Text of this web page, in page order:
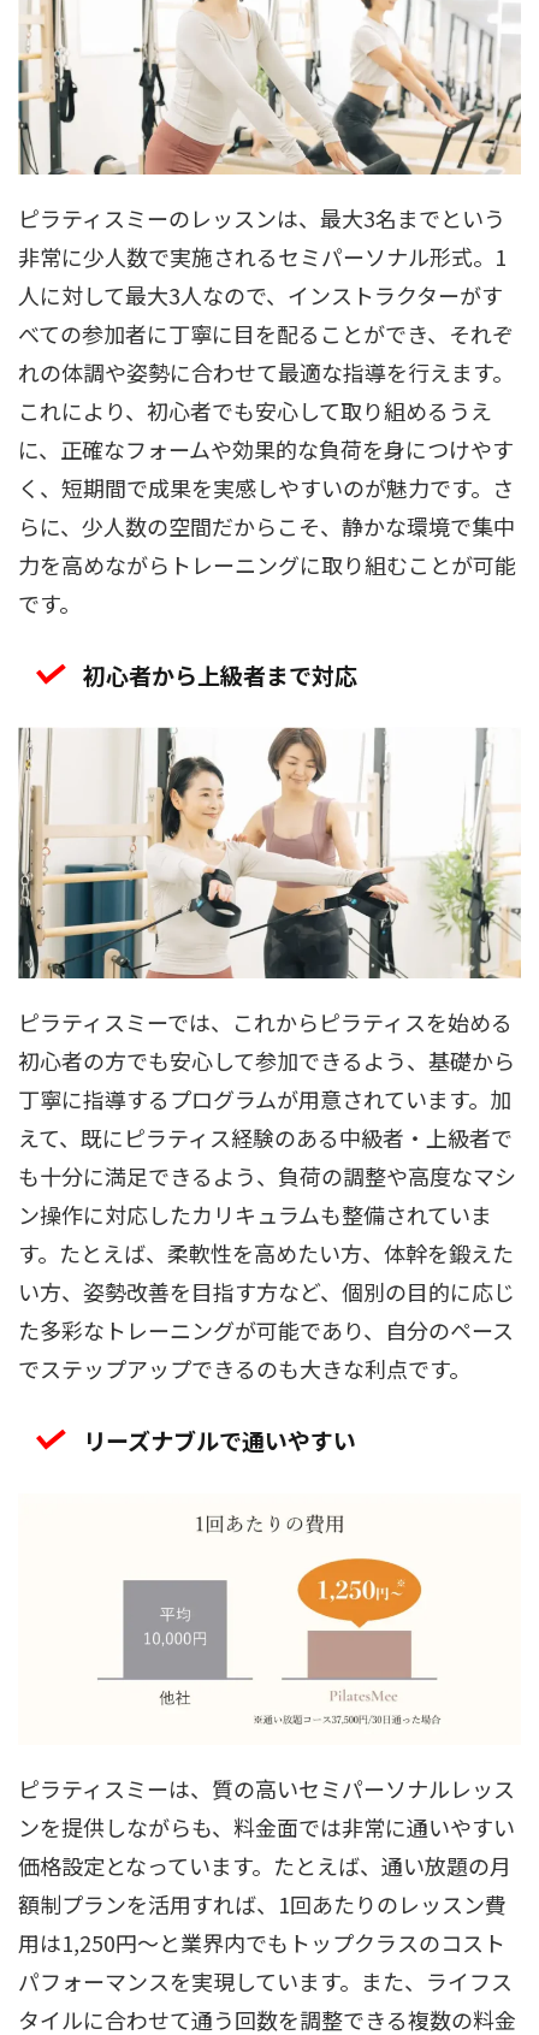
ピラティスミーのレッスンは、最大3名までという
非常に少人数で実施されるセミパーソナル形式。1
人に対して最大3人なので、インストラクターがす
べての参加者に丁寧に目を配ることができ、それぞ
れの体調や姿勢に合わせて最適な指導を行えます。
これにより、初心者でも安心して取り組めるうえ
に、正確なフォームや効果的な負荷を身につけやす
く、短期間で成果を実感しやすいのが魅力です。さ
らに、少人数の空間だからこそ、静かな環境で集中
力を高めながらトレーニングに取り組むことが可能
です。
初心者から上級者まで対応
ピラティスミーでは、これからピラティスを始める
初心者の方でも安心して参加できるよう、基礎から
丁寧に指導するプログラムが用意されています。加
えて、既にピラティス経験のある中級者・上級者で
も十分に満足できるよう、負荷の調整や高度なマシ
ン操作に対応したカリキュラムも整備されていま
す。たとえば、柔軟性を高めたい方、体幹を鍛えた
い方、姿勢改善を目指す方など、個別の目的に応じ
た多彩なトレーニングが可能であり、自分のペース
でステップアップできるのも大きな利点です。
リーズナブルで通いやすい
ピラティスミーは、質の高いセミパーソナルレッス
ンを提供しながらも、料金面では非常に通いやすい
価格設定となっています。たとえば、通い放題の月
額制プランを活用すれば、1回あたりのレッスン費
用は1,250円〜と業界内でもトップクラスのコスト
パフォーマンスを実現しています。また、ライフス
タイルに合わせて通う回数を調整できる複数の料金